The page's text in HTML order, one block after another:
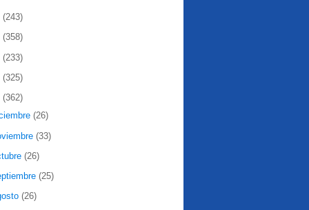
(243)
(358)
(233)
(325)
(362)
(26)
(33)
(26)
(25)
(26)